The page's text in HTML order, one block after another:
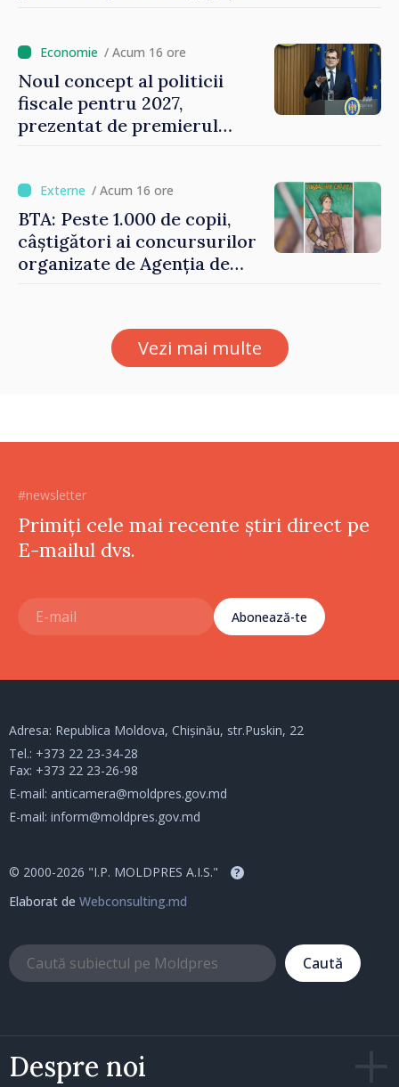
oamenilor”/ Acum 16 ore
Noul concept al politicii
fiscale pentru 2027,
prezentat de premierul
investițiile, taxăm viciile și
echilibrăm taxarea
consumului”
/ Acum 16 ore
BTA: Peste 1.000 de copii,
câștigători ai concursurilor
organizate de Agenția de
Vezi mai multe
#newsletter
Primiți cele mai recente știri direct pe
E-mailul dvs.
Abonează-te
Despre noi
Adresa: Republica Moldova, Chișinău, str.Puskin, 22
Tel.: +373 22 23-34-28
Fax: +373 22 23-26-98
E-mail: anticamera@moldpres.gov.md
E-mail: inform@moldpres.gov.md
© 2000-2026 "I.P. MOLDPRES A.I.S." ?
Elaborat de Webconsulting.md
Caută